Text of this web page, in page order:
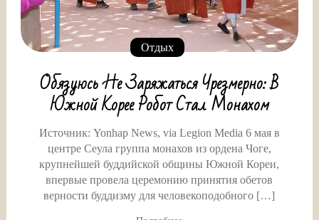
Отдых
Обязуюсь Не Заряжаться Чрезмерно: В
Южной Корее Робот Стал Монахом
Источник: Yonhap News, via Legion Media 6 мая в
центре Сеула группа монахов из ордена Чоге,
крупнейшей буддийской общины Южной Кореи,
впервые провела церемонию принятия обетов
верности буддизму для человекоподобного […]